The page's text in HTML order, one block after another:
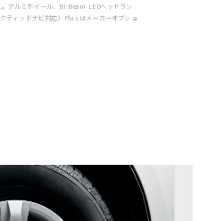
。アルミホイール、Bi-Beam LEDヘッドラン
ティッドナビ対応）Plusはメーカーオプショ